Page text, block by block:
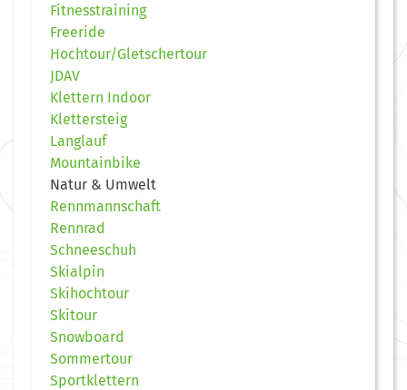
Fitnesstraining
Freeride
Hochtour/Gletschertour
JDAV
Klettern Indoor
Klettersteig
Langlauf
Mountainbike
Natur & Umwelt
Rennmannschaft
Rennrad
Schneeschuh
Skialpin
Skihochtour
Skitour
Snowboard
Sommertour
Sportklettern